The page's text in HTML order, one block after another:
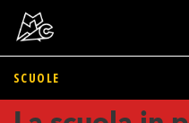
Salta
SCUOLE